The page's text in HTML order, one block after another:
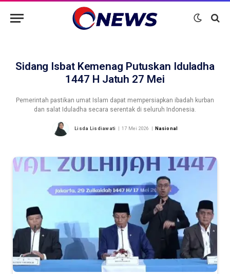
Sidang Isbat Kemenag Putuskan Iduladha
1447 H Jatuh 27 Mei
Pemerintah pastikan umat Islam dapat mempersiapkan ibadah kurban
dan salat Iduladha secara serentak di seluruh Indonesia.
Lisda Lisdiawati 17 Mei 2026 Nasional